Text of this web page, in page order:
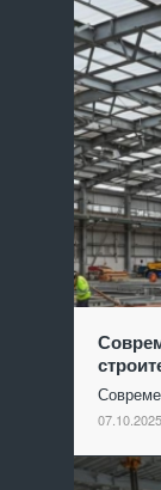
07.10.2025